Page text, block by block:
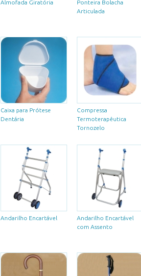
Almofada Giratória
Ponteira Bolacha
Articulada
Caixa para Prótese
Dentária
Compressa
Termoterapêutica
Tornozelo
Andarilho Encartável
Andarilho Encartável
com Assento